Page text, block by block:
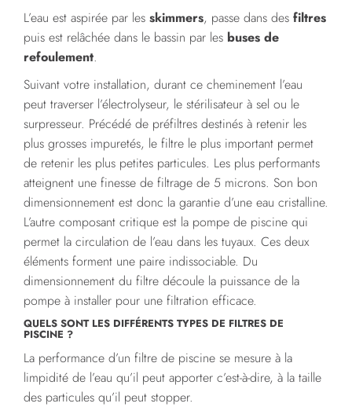
L’eau est aspirée par les skimmers, passe dans des filtres
puis est relâchée dans le bassin par les buses de
refoulement.
Suivant votre installation, durant ce cheminement l’eau
peut traverser l’électrolyseur, le stérilisateur à sel ou le
surpresseur. Précédé de préfiltres destinés à retenir les
plus grosses impuretés, le filtre le plus important permet
de retenir les plus petites particules. Les plus performants
atteignent une finesse de filtrage de 5 microns. Son bon
dimensionnement est donc la garantie d’une eau cristalline.
L’autre composant critique est la pompe de piscine qui
permet la circulation de l’eau dans les tuyaux. Ces deux
éléments forment une paire indissociable. Du
dimensionnement du filtre découle la puissance de la
pompe à installer pour une filtration efficace.
QUELS SONT LES DIFFÉRENTS TYPES DE FILTRES DE
PISCINE ?
La performance d’un filtre de piscine se mesure à la
limpidité de l’eau qu’il peut apporter c’est-à-dire, à la taille
des particules qu’il peut stopper.